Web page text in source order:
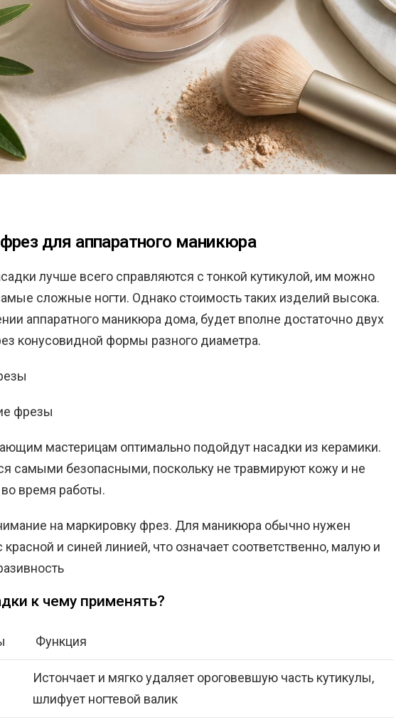
для аппаратного маникюра
лучше всего справляются с тонкой кутикулой, им можно
сложные ногти. Однако стоимость таких изделий высока.
аппаратного маникюра дома, будет вполне достаточно двух
конусовидной формы разного диаметра.
фрезы
мастерицам оптимально подойдут насадки из керамики.
самыми безопасными, поскольку не травмируют кожу и не
время работы.
на маркировку фрез. Для маникюра обычно нужен
красной и синей линией, что означает соответственно, малую и
к чему применять?
Функция
Истончает и мягко удаляет ороговевшую часть кутикулы,
шлифует ногтевой валик